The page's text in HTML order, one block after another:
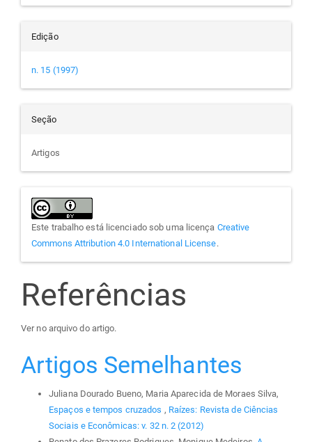
Edição
n. 15 (1997)
Seção
Artigos
Este trabalho está licenciado sob uma licença Creative
Commons Attribution 4.0 International License.
Referências
Ver no arquivo do artigo.
Artigos Semelhantes
Juliana Dourado Bueno, Maria Aparecida de Moraes Silva,
Espaços e tempos cruzados , Raízes: Revista de Ciências
Sociais e Econômicas: v. 32 n. 2 (2012)